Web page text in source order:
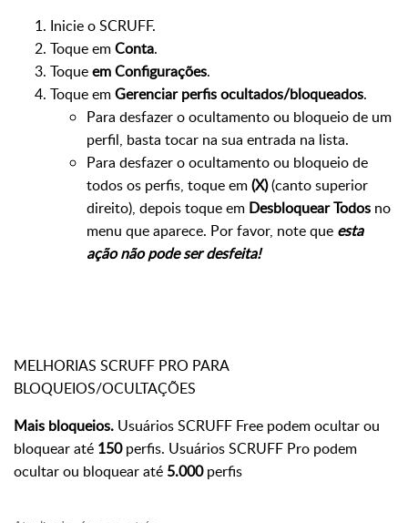
Inicie o SCRUFF.
Toque emConta.
Toqueem Configurações.
Toque emGerenciar perfis ocultados/bloqueados.
Para desfazer o ocultamento ou bloqueio de um
perfil, basta tocar na sua entrada na lista.
Para desfazer o ocultamento ou bloqueio de
todos os perfis, toque em(X)(canto superior
direito), depois toque em Desbloquear Todos no
menu que aparece. Por favor, note que esta
ação não pode ser desfeita!
MELHORIAS SCRUFF PRO PARA
BLOQUEIOS/OCULTAÇÕES
Mais bloqueios. Usuários SCRUFF Free podem ocultar ou
bloquear até 150perfis. Usuários SCRUFF Pro podem
ocultar ou bloquear até 5.000perfis